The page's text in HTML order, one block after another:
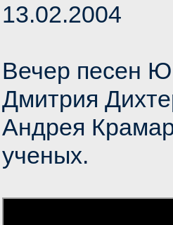
13.02.2004
Вечер песен
Дмитрия
Андрея
ученых.